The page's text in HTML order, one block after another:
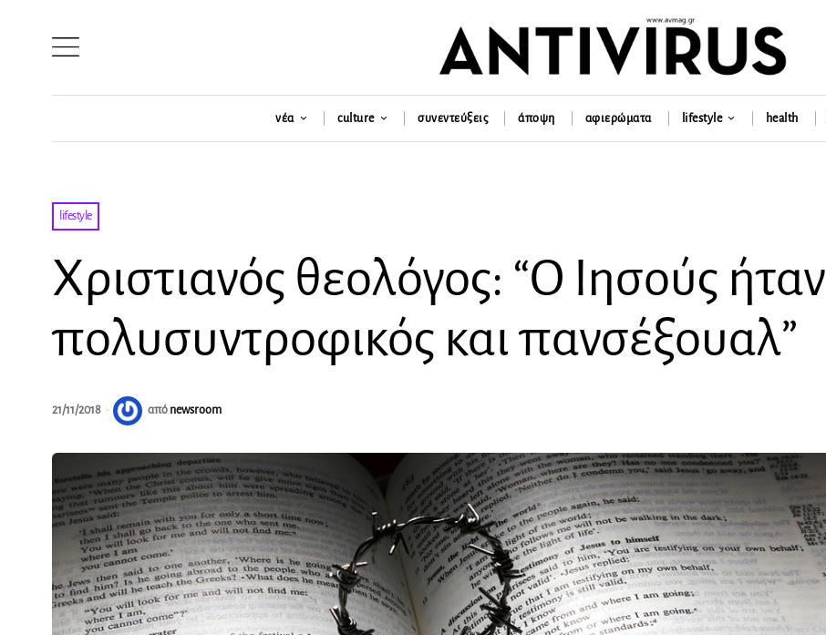
νέα culture συνεντεύξεις άποψη αφιερώματα lifestyle health
lifestyle
Χριστιανός θεολόγος: “Ο Ιησούς ήταν
πολυσυντροφικός και πανσέξουαλ”
21/11/2018 από newsroom